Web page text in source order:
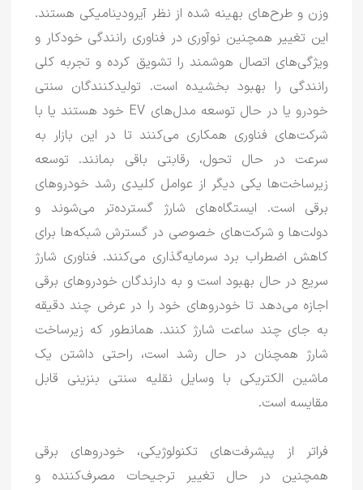
وزن و طرح‌های بهینه شده از نظر آیرودینامیکی هستند.
این تغییر همچنین نوآوری در فناوری رانندگی خودکار و
ویژگی‌های اتصال هوشمند را تشویق کرده و تجربه کلی
رانندگی را بهبود بخشیده است. تولیدکنندگان سنتی
خودرو یا در حال توسعه مدل‌های EV خود هستند یا با
شرکت‌های فناوری همکاری می‌کنند تا در این بازار به
سرعت در حال تحول، رقابتی باقی بمانند. توسعه
زیرساخت‌ها یکی دیگر از عوامل کلیدی رشد خودروهای
برقی است.
ایستگاه‌های شارژ گسترده‌تر می‌شوند و
دولت‌ها و شرکت‌های خصوصی در گسترش شبکه‌ها برای
کاهش اضطراب برد سرمایه‌گذاری می‌کنند. فناوری شارژ
سریع در حال بهبود است و به دارندگان خودروهای برقی
اجازه می‌دهد تا خودروهای خود را در عرض چند دقیقه
به جای چند ساعت شارژ کنند. همانطور که زیرساخت
شارژ همچنان در حال رشد است، راحتی داشتن یک
ماشین الکتریکی با وسایل نقلیه سنتی بنزینی قابل
مقایسه است.
فراتر از پیشرفت‌های تکنولوژیکی، خودروهای برقی
همچنین در حال تغییر ترجیحات مصرف‌کننده و